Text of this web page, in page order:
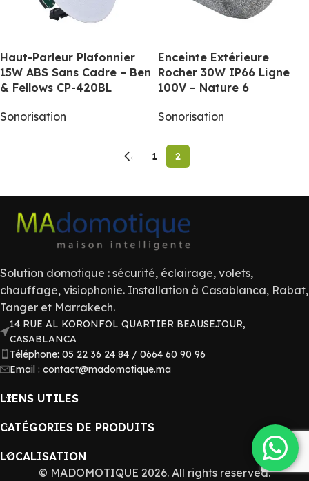
Haut-Parleur Plafonnier
15W ABS Sans Cadre – Ben
& Fellows CP-420BL
Sonorisation
Enceinte Extérieure
Rocher 30W IP66 Ligne
100V – Nature 6
Sonorisation
← 1 2
Solution domotique : sécurité, éclairage, volets,
chauffage, visiophonie. Installation à Casablanca, Rabat,
Tanger et Marrakech.
14 RUE AL KORONFOL QUARTIER BEAUSEJOUR,
CASABLANCA
Téléphone: 05 22 36 24 84 / 0664 60 90 96
Email : contact@madomotique.ma
LIENS UTILES
CATÉGORIES DE PRODUITS
LOCALISATION
© MADOMOTIQUE 2026. All rights reserved.